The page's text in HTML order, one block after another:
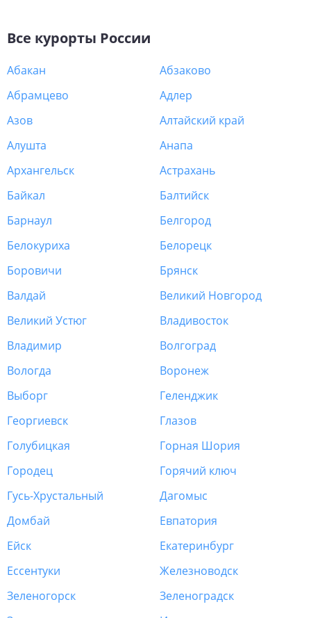
Все курорты России
Абакан
Абзаково
Абрамцево
Адлер
Азов
Алтайский край
Алушта
Анапа
Архангельск
Астрахань
Байкал
Балтийск
Барнаул
Белгород
Белокуриха
Белорецк
Боровичи
Брянск
Валдай
Великий Новгород
Великий Устюг
Владивосток
Владимир
Волгоград
Вологда
Воронеж
Выборг
Геленджик
Георгиевск
Глазов
Голубицкая
Горная Шория
Городец
Горячий ключ
Гусь-Хрустальный
Дагомыс
Домбай
Евпатория
Ейск
Екатеринбург
Ессентуки
Железноводск
Зеленогорск
Зеленоградск